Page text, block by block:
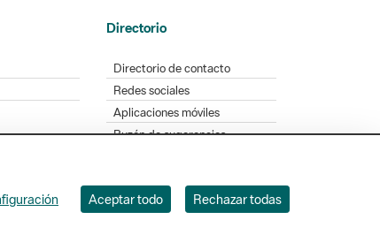
Directorio
Directorio de contacto
Redes sociales
Aplicaciones móviles
Buzón de sugerencias
49. 08005 Barcelona. Tel. 934 022 428
Aceptar todo Rechazar todas